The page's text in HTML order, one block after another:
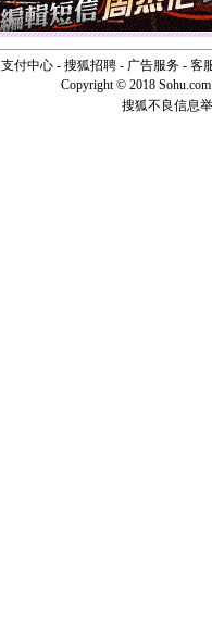
如意,快
[元旦]看
断电。爱
你是我专
[元旦] 如
起；二是
支付中心- 搜狐招聘- 广告服务- 客
Copyright © 2018
搜狐不良信息